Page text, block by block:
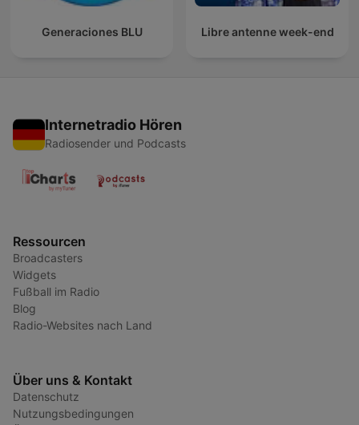
Generaciones BLU Libre antenne week-end
Internetradio Hören
Radiosender und Podcasts
Ressourcen
Broadcasters
Widgets
Fußball im Radio
Blog
Radio-Websites nach Land
Über uns & Kontakt
Datenschutz
Nutzungsbedingungen